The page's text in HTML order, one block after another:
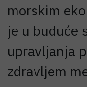
morskim
je u buduće
upravljanja
zdravljem